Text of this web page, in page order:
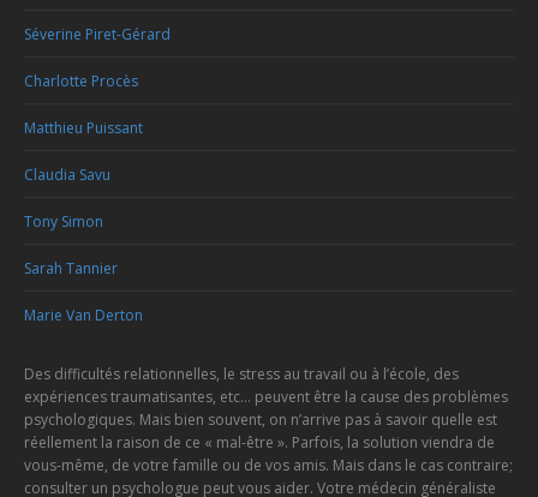
Séverine Piret-Gérard
Charlotte Procès
Matthieu Puissant
Claudia Savu
Tony Simon
Sarah Tannier
Marie Van Derton
Des difficultés relationnelles, le stress au travail ou à l’école, des
expériences traumatisantes, etc… peuvent être la cause des problèmes
psychologiques. Mais bien souvent, on n’arrive pas à savoir quelle est
réellement la raison de ce « mal-être ». Parfois, la solution viendra de
vous-même, de votre famille ou de vos amis. Mais dans le cas contraire;
consulter un psychologue peut vous aider. Votre médecin généraliste